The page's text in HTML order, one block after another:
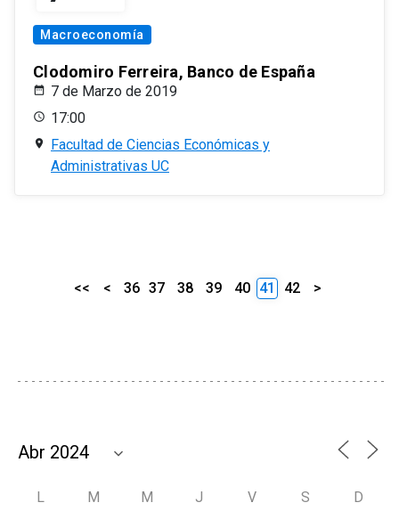
Macroeconomía
Clodomiro Ferreira, Banco de España
7 de Marzo de 2019
17:00
Facultad de Ciencias Económicas y
Administrativas UC
<< < 36 37 38 39 40 41 42 >
L M M J V S D